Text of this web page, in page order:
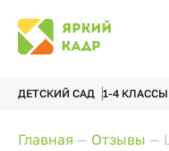
ДЕТСКИЙ САД 1-4 КЛАССЫ
Главная — Отзывы —